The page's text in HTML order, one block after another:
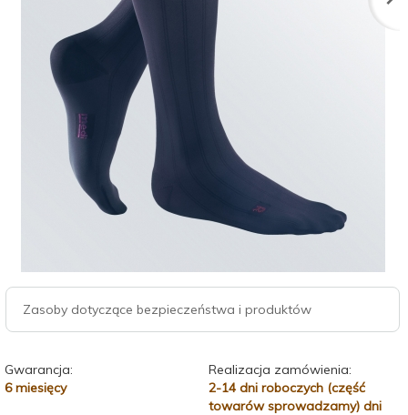
Zasoby dotyczące bezpieczeństwa i produktów
Gwarancja:
6 miesięcy
Realizacja zamówienia:
2-14 dni roboczych (część
towarów sprowadzamy) dni